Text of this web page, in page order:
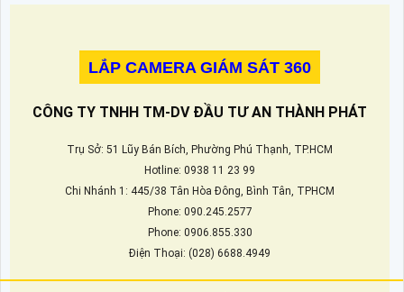
LẮP CAMERA GIÁM SÁT 360
CÔNG TY TNHH TM-DV ĐẦU TƯ AN THÀNH PHÁT
Trụ Sở: 51 Lũy Bán Bích, Phường Phú Thạnh, TP.HCM
Hotline: 0938 11 23 99
Chi Nhánh 1: 445/38 Tân Hòa Đông, Bình Tân, TPHCM
Phone: 090.245.2577
Phone: 0906.855.330
Điện Thoại: (028) 6688.4949